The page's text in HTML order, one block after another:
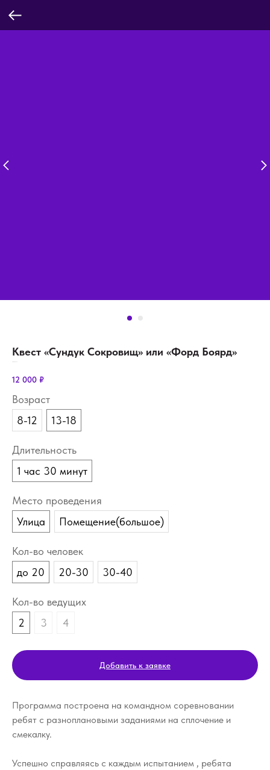
Квест «Сундук Сокровищ» или «Форд Боярд»
12 000 ₽
Возраст
8-12
13-18
Длительность
1 час 30 минут
Место проведения
Улица
Помещение(большое)
Кол-во человек
до 20
20-30 30-40
Кол-во ведущих
2
3 4
Добавить к заявке
Программа построена на командном соревновании
ребят с разноплановыми заданиями на сплочение и
смекалку.
Успешно справляясь с каждым испытанием , ребята